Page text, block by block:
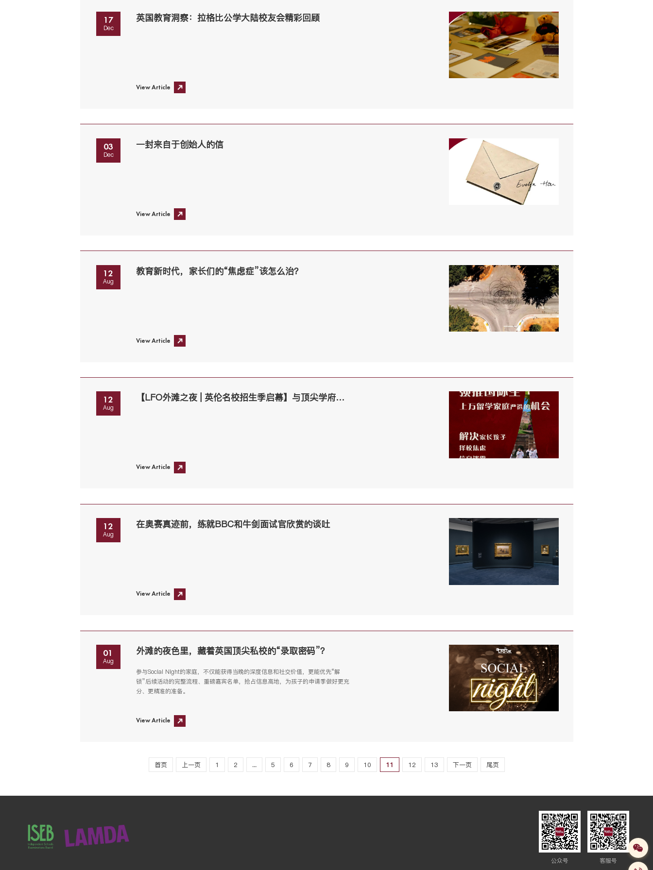
17
Dec
英国教育洞察：拉格比公学大陆校友会精彩回顾
View Article
03
Dec
一封来自于创始人的信
View Article
12
Aug
教育新时代，家长们的“焦虑症”该怎么治？
View Article
12
Aug
【LFO外滩之夜 | 英伦名校招生季启幕】与顶尖学府招生官，共赴星空下的私密对话
View Article
12
Aug
在奥赛真迹前，练就BBC和牛剑面试官欣赏的谈吐
View Article
01
Aug
外滩的夜色里，藏着英国顶尖私校的“录取密码”？
参与Social Night的家庭，不仅能获得当晚的深度信息和社交价值，更能优先“解
锁”后续活动的完整流程、重磅嘉宾名单，抢占信息高地，为孩子的申请季做好更充
分、更精准的准备。
View Article
首页 上一页 1 2 ... 5 6 7 8 9 10 11 12 13 下一页 尾页
公众号 客服号